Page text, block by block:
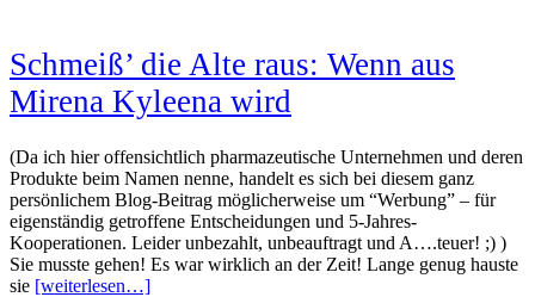
Schmeiß’ die Alte raus: Wenn aus
Mirena Kyleena wird
(Da ich hier offensichtlich pharmazeutische Unternehmen und deren
Produkte beim Namen nenne, handelt es sich bei diesem ganz
persönlichem Blog-Beitrag möglicherweise um “Werbung” – für
eigenständig getroffene Entscheidungen und 5-Jahres-
Kooperationen. Leider unbezahlt, unbeauftragt und A….teuer! ;) )
Sie musste gehen! Es war wirklich an der Zeit! Lange genug hauste
sie [weiterlesen…]